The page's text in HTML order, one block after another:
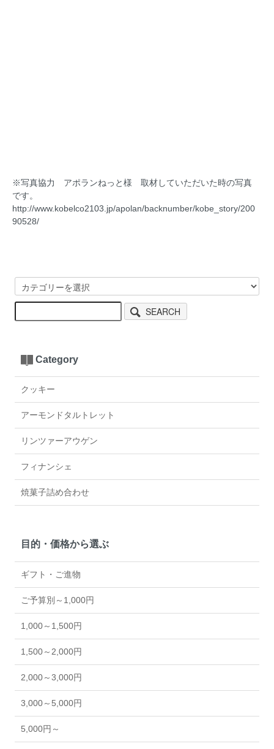
※写真協力 アポランねっと様 取材していただいた時の写真
です。
http://www.kobelco2103.jp/apolan/backnumber/kobe_story/200
90528/
SEARCH
Category
クッキー
アーモンドタルトレット
リンツァーアウゲン
フィナンシェ
焼菓子詰め合わせ
目的・価格から選ぶ
ギフト・ご進物
ご予算別～1,000円
1,000～1,500円
1,500～2,000円
2,000～3,000円
3,000～5,000円
5,000円～